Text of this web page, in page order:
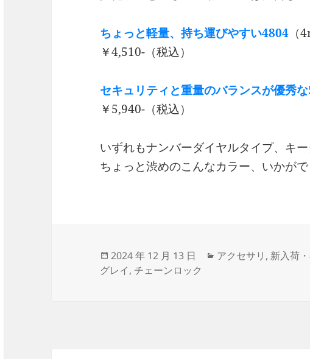
ちょっと軽量、持ち運びやすい4804 （
￥4,510-（税込）
セキュリティと重量のバランスが優秀
￥5,940-（税込）
いずれもナンバーダイヤルタイプ、キー
ちょっと渋めのこんなカラー、いかがで
投
稿
2024 年 12 月 13 日
カ
アクセサリ , 新入荷
グレイ, チェーンロック